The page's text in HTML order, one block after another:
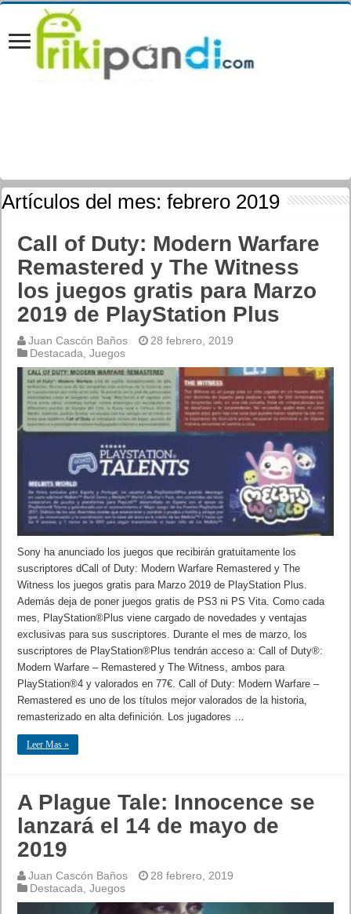
Artículos del mes:febrero 2019
Call of Duty: Modern Warfare
Remastered y The Witness
los juegos gratis para Marzo
2019 de PlayStation Plus
Juan Cascón Baños
28 febrero, 2019
Destacada ,Juegos
Sony ha anunciado los juegos que recibirán gratuitamente los
suscriptores dCall of Duty: Modern Warfare Remastered y The
Witness los juegos gratis para Marzo 2019 de PlayStation Plus.
Además deja de poner juegos gratis de PS3 ni PS Vita. Como cada
mes, PlayStation®Plus viene cargado de novedades y ventajas
exclusivas para sus suscriptores. Durante el mes de marzo, los
suscriptores de PlayStation®Plus tendrán acceso a: Call of Duty®:
Modern Warfare – Remastered y The Witness, ambos para
PlayStation®4 y valorados en 77€. Call of Duty: Modern Warfare –
Remastered es uno de los títulos mejor valorados de la historia,
remasterizado en alta definición. Los jugadores …
Leer Mas »
A Plague Tale: Innocence se
lanzará el 14 de mayo de
2019
Juan Cascón Baños
28 febrero, 2019
Destacada ,Juegos